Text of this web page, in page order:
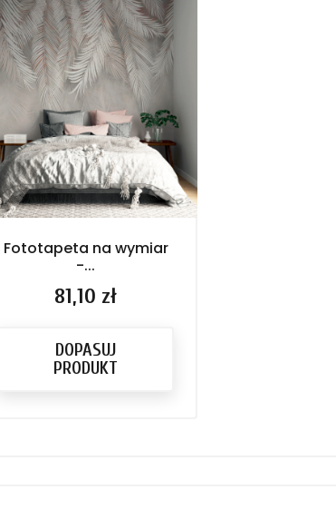
Fototapeta na wymiar
-...
Cena
81,10 zł
DOPASUJ
PRODUKT